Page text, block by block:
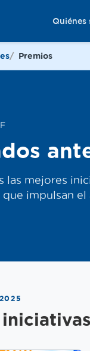
Quiénes
Premios
las mejores
impulsan el